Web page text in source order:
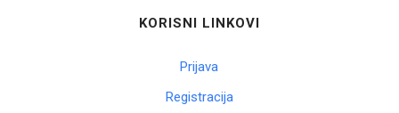
KORISNI LINKOVI
Prijava
Registracija